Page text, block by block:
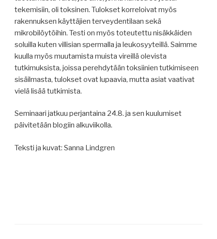
tekemisiin, oli toksinen. Tulokset korreloivat myös
rakennuksen käyttäjien terveydentilaan sekä
mikrobilöytöihin. Testi on myös toteutettu nisäkkäiden
soluilla kuten villisian spermalla ja leukosyyteillä. Saimme
kuulla myös muutamista muista vireillä olevista
tutkimuksista, joissa perehdytään toksiinien tutkimiseen
sisäilmasta, tulokset ovat lupaavia, mutta asiat vaativat
vielä lisää tutkimista.
Seminaari jatkuu perjantaina 24.8. ja sen kuulumiset
päivitetään blogiin alkuviikolla.
Teksti ja kuvat: Sanna Lindgren